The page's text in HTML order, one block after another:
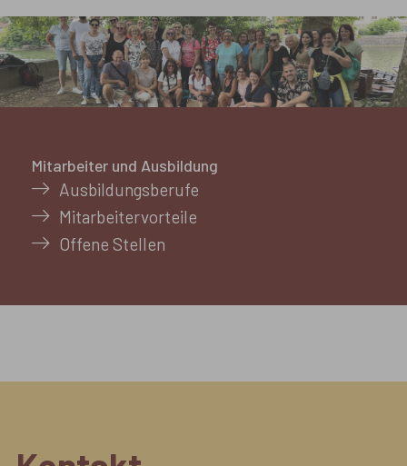
Mitarbeiter und Ausbildung
Ausbildungsberufe
Mitarbeitervorteile
Offene Stellen